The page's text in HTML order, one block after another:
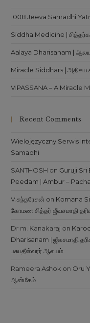
1008 Jeeva Samadhi
Siddha Medicine |
Aalaya Dharisanam |
Miracle Siddhars | அதிசய
VIPASSANA – A Miracle
Recent Comments
Wielojęzyczny Serwis
Samadhi
SANTHOSH on Guruji Sri
Peedam | Ambur –
V.சுந்தரேசன் on Komana
கோமண சித்தர் ஜீவசமாதி
Dr m. Kanakaraj on
Dharisanam | ஜீவசமாதி
பசுபதீஸ்வரர் ஆலயம்
Rameera Ashok on Oru
ஆன்மீகம்